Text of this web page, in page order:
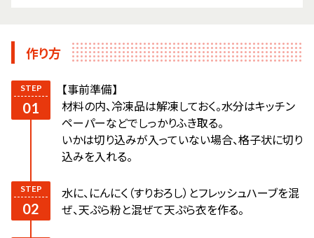
作り方
【事前準備】
材料の内、冷凍品は解凍しておく。水分はキッチン
ペーパーなどでしっかりふき取る。
いかは切り込みが入っていない場合、格子状に切り
込みを入れる。
水に、にんにく（すりおろし）とフレッシュハーブを混
ぜ、天ぷら粉と混ぜて天ぷら衣を作る。